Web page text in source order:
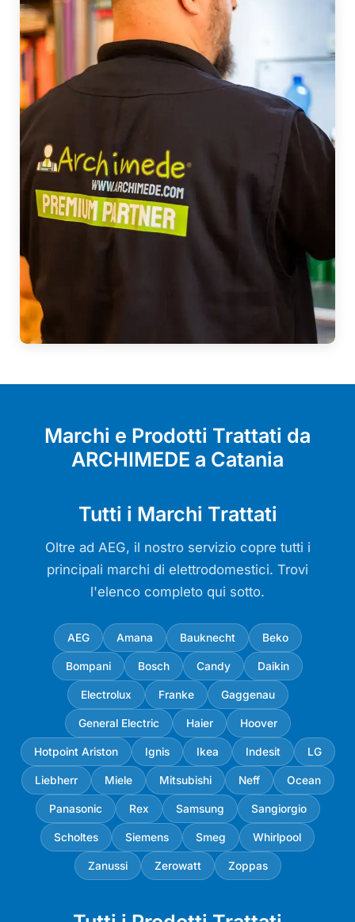
Marchi e Prodotti Trattati da
ARCHIMEDE a Catania
Tutti i Marchi Trattati
Oltre ad AEG, il nostro servizio copre tutti i
principali marchi di elettrodomestici. Trovi
l'elenco completo qui sotto.
AEG Amana Bauknecht Beko
Bompani Bosch Candy Daikin
Electrolux Franke Gaggenau
General Electric Haier Hoover
Hotpoint Ariston Ignis Ikea Indesit LG
Liebherr Miele Mitsubishi Neff Ocean
Panasonic Rex Samsung Sangiorgio
Scholtes Siemens Smeg Whirlpool
Zanussi Zerowatt Zoppas